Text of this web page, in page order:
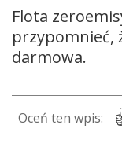
Flota
przypomnieć,
darmowa.